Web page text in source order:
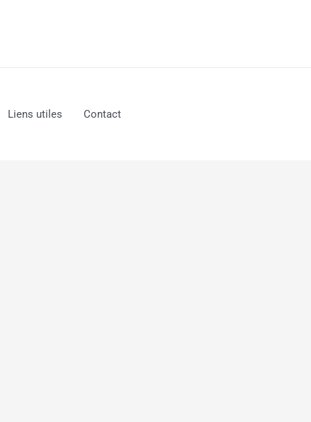
Liens utiles Contact